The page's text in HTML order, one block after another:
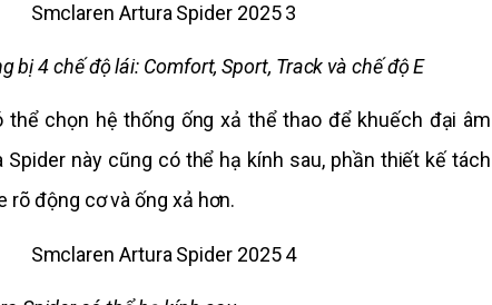
bị 4 chế độ lái: Comfort, Sport, Track và chế độ E
thể chọn hệ thống ống xả thể thao để khuếch đại âm
này cũng có thể hạ kính sau, phần thiết kế tách
động cơ và ống xả hơn.